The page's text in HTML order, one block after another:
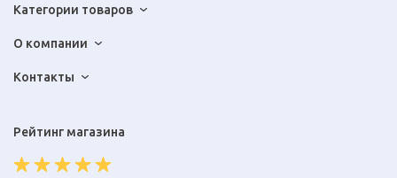
Категории товаров
О компании
Контакты
Рейтинг магазина